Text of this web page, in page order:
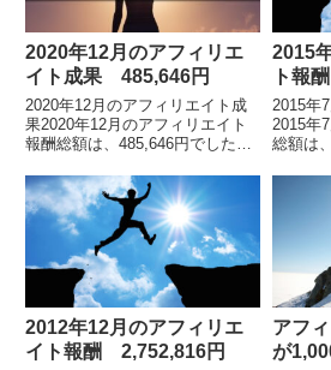
2020年12月のアフィリエ
イト成果 485,646円
2020年12月のアフィリエイト成
果2020年12月のアフィリエイト
報酬総額は、485,646円でした。
ォトップ管理画面のフォーマット
が変わりました。アフィリエイト
報...
2015
ト報
2015年
2015年
総額は
につい
2012年
2012年12月のアフィリエ
イト報酬 2,752,816円
アフ
が